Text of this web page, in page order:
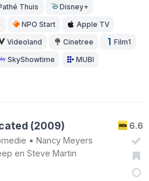
Thuis Disney+
NPO Start Apple TV
Videoland Cinetree Film1
SkyShowtime MUBI
6.6
(2009)
• Nancy Meyers
en Steve Martin